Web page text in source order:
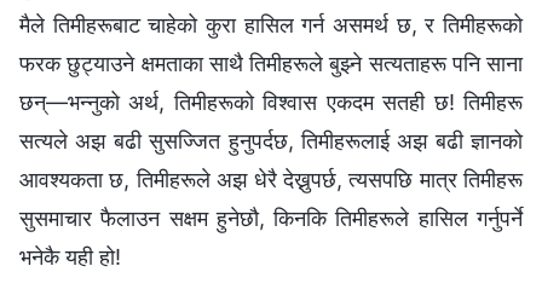
मैले तिमीहरूबाट चाहेको कुरा हासिल गर्न असमर्थ छ, र तिमीहरूको
फरक छुट्याउने क्षमताका साथै तिमीहरूले बुझ्ने सत्यताहरू पनि साना
छन्—भन्‍नुको अर्थ, तिमीहरूको विश्‍वास एकदम सतही छ! तिमीहरू
सत्यले अझ बढी सुसज्जित हुनुपर्दछ, तिमीहरूलाई अझ बढी ज्ञानको
आवश्यकता छ, तिमीहरूले अझ धेरै देख्नुपर्छ, त्यसपछि मात्र तिमीहरू
सुसमाचार फैलाउन सक्षम हुनेछौ, किनकि तिमीहरूले हासिल गर्नुपर्ने
भनेकै यही हो!